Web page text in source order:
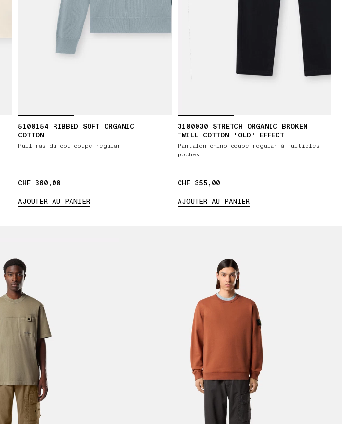
5100154 RIBBED SOFT ORGANIC
COTTON
Pull ras-du-cou coupe regular
CHF 360,00
CHF 360,00
AJOUTER AU PANIER
3100030 STRETCH ORGANIC BROKEN
TWILL COTTON 'OLD' EFFECT
Pantalon chino coupe regular à multiples
poches
CHF 355,00
CHF 355,00
AJOUTER AU PANIER